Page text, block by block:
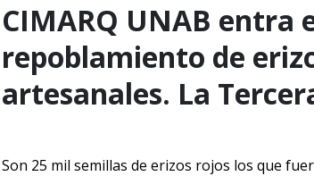
CIMARQ UNAB entra
repoblamiento de
artesanales. La
Son 25 mil semillas de erizos rojos los que